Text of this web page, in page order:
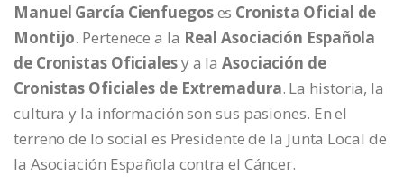
Manuel García Cienfuegoses Cronista Oficial de
Montijo. Pertenece a la Real Asociación Española
de Cronistas Oficialesy a laAsociación de
Cronistas Oficiales de Extremadura. La historia, la
cultura y la información son sus pasiones. En el
terreno de lo social es Presidente de la Junta Local de
la Asociación Española contra el Cáncer.